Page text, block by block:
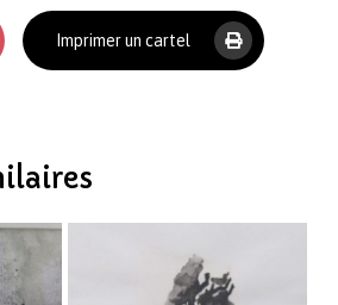
est vide.
Imprimer un cartel